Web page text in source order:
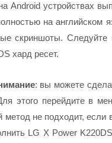
Android устройствах
на английском
скриншоты.
хард ресет.
: вы можете
этого перейдите в
метод не подходит,
LG X Power